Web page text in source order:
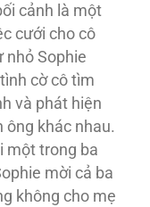
cảnh là một
cưới cho cô
nhỏ Sophie
cờ cô tìm
và phát hiện
ông khác nhau.
một trong ba
mời cả ba
không cho mẹ